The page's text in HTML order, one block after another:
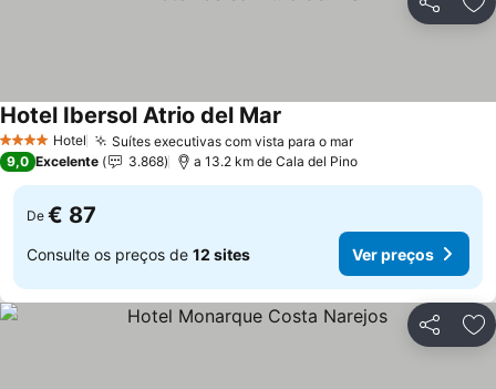
Partilhar
4 EstrelasHotel Suítes executivas com vista para o marVer preços
Hotel Ibersol Atrio del Mar
9,0 Excelente 3.868 a 13.2 km de Cala del Pino
De € 87
Consulte os preços de 12 sites Ver preços
Partilhar